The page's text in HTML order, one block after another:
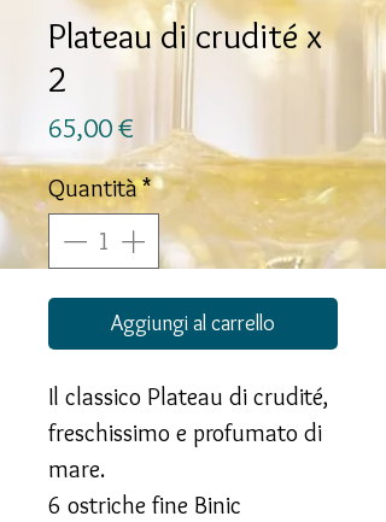
Plateau di crudité x
2
65,00 € Prezzo
Quantità*
Aggiungi al carrello
Il classico Plateau di crudité,
freschissimo e profumato di
mare.
6 ostriche fine Binic